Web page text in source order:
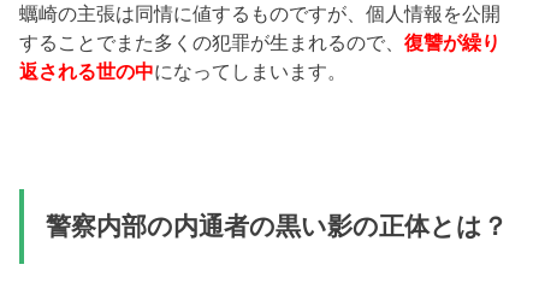
蠣崎の主張は同情に値するものですが、個人情報を公開
することでまた多くの犯罪が生まれるので、復讐が繰り
返される世の中になってしまいます。
警察内部の内通者の黒い影の正体とは？